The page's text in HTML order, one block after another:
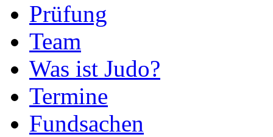
Prüfung
Team
Was ist Judo?
Termine
Fundsachen